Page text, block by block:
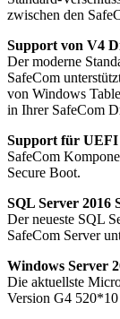
zwischen den
Support von V4
Der moderne
SafeCom
von Windows
in Ihrer SafeCom
Support für UEFI
SafeCom
Secure Boot.
SQL Server 2016
Der neueste SQL
SafeCom Server
Windows Server
Die aktuellste
Version G4 520*10